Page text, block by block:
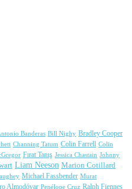
Banderas Bill Nighy Bradley Cooper
Channing Tatum Colin Farrell Colin
Fırat Tanış Jessica Chastain Johnny
Liam Neeson Marion Cotillard
Michael Fassbender Murat
Almodóvar Penélope Cruz Ralph Fiennes